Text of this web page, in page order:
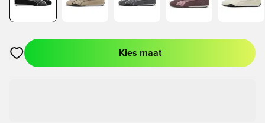
Opent een venster om in te loggen of je aan te melden als lid
Kies maat